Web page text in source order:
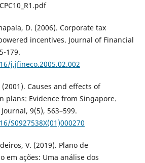
D. (2006). Corporate tax
incentives. Journal of Financial
179.
j.jfineco.2005.02.002
Causes and effects of
plans: Evidence from Singapore.
9(5), 563–599.
S0927538X(01)000270
V. (2019). Plano de
em ações: Uma análise dos